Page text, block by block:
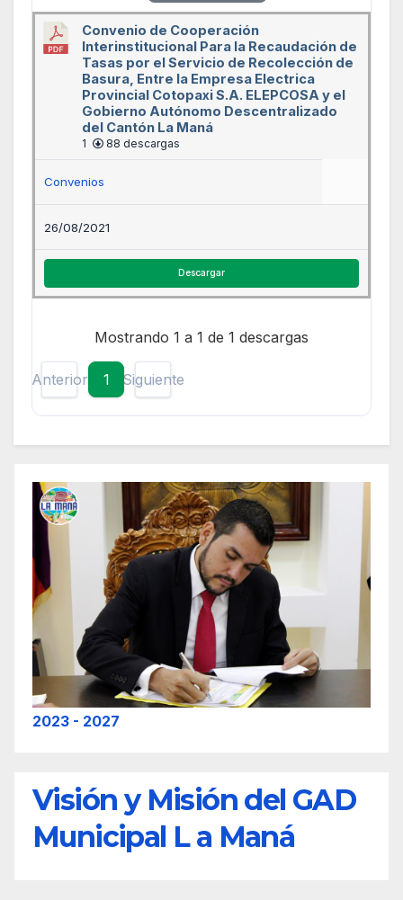
Convenio de Cooperación
Interinstitucional Para la Recaudación de
Tasas por el Servicio de Recolección de
Basura, Entre la Empresa Electrica
Provincial Cotopaxi S.A. ELEPCOSA y el
Gobierno Autónomo Descentralizado
del Cantón La Maná
1 88 descargas
Convenios
26/08/2021
Descargar
Mostrando 1 a 1 de 1 descargas
Anterior 1 Siguiente
2023 - 2027
Visión y Misión del GAD
Municipal L a Maná